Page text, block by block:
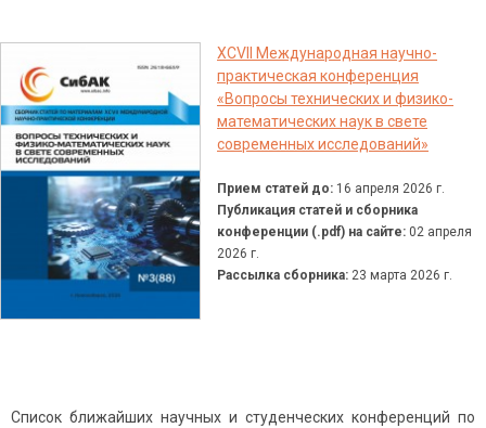
XCVII Международная научно-
практическая конференция
«Вопросы технических и физико-
математических наук в свете
современных исследований»
Прием статей до: 16 апреля 2026 г.
Публикация статей и сборника
конференции (.pdf) на сайте: 02 апреля
2026 г.
Рассылка сборника: 23 марта 2026 г.
Список ближайших научных и студенческих конференций по